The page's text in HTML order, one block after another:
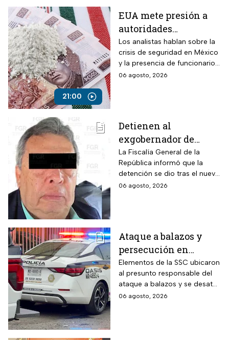
21:00
EUA mete presión a
autoridades
mexicanas para
combatir al
narcotráfico y detener
a funcionarios
Los analistas hablan sobre la
crisis de seguridad en México
y la presencia de funcionarios
corruptos en el narcotráfico
06 agosto, 2026
Detienen al
exgobernador de
Guerrero, Ángel
Aguirre, por el Caso
Ayotzinapa
La Fiscalía General de la
República informó que la
detención se dio tras el nuevo
modelo de investigación
06 agosto, 2026
Ataque a balazos y
persecución en
Álvaro Obregón,
CDMX, hoy 6 de agosto
Elementos de la SSC ubicaron
al presunto responsable del
ataque a balazos y se desató
una persecución
06 agosto, 2026